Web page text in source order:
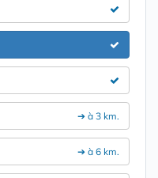
➔ à 3 km.
➔ à 6 km.